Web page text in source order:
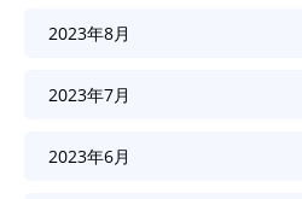
2023年8月
2023年7月
2023年6月